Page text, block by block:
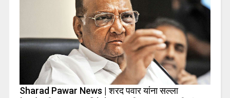
Sharad Pawar News | शरद पवार यांना सल्ला